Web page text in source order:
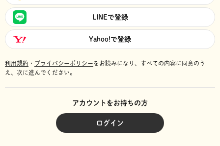
LINEで登録
Yahoo!で登録
利用規約 ・ プライバシーポリシーをお読みになり、 すべての内容に同意のう
え、次に進んでください。
アカウントをお持ちの方
ログイン